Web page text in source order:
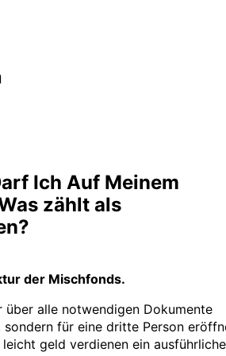
Ich Auf Meinem
zählt als
der Mischfonds.
über alle notwendigen Dokumente
sondern für eine dritte Person
geld verdienen ein